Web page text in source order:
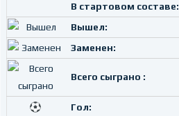
В стартовом составе:
Вышел:
Заменен:
Всего сыграно :
Гол: